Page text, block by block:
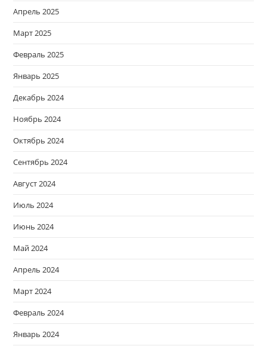
Апрель 2025
Март 2025
Февраль 2025
Январь 2025
Декабрь 2024
Ноябрь 2024
Октябрь 2024
Сентябрь 2024
Август 2024
Июль 2024
Июнь 2024
Май 2024
Апрель 2024
Март 2024
Февраль 2024
Январь 2024